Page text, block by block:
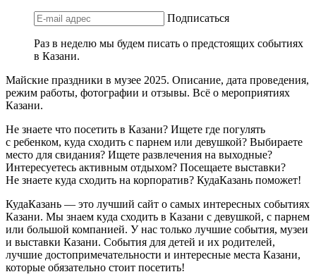
Подписаться
Раз в неделю мы будем писать о предстоящих событиях
в Казани.
Майские праздники в музее 2025. Описание, дата проведения,
режим работы, фотографии и отзывы. Всё о мероприятиях
Казани.
Не знаете что посетить в Казани? Ищете где погулять
с ребенком, куда сходить с парнем или девушкой? Выбираете
место для свидания? Ищете развлечения на выходные?
Интересуетесь активным отдыхом? Посещаете выставки?
Не знаете куда сходить на корпоратив? КудаКазань поможет!
КудаКазань — это лучший сайт о самых интересных событиях
Казани. Мы знаем куда сходить в Казани с девушкой, с парнем
или большой компанией. У нас только лучшие события, музеи
и выставки Казани. События для детей и их родителей,
лучшие достопримечательности и интересные места Казани,
которые обязательно стоит посетить!